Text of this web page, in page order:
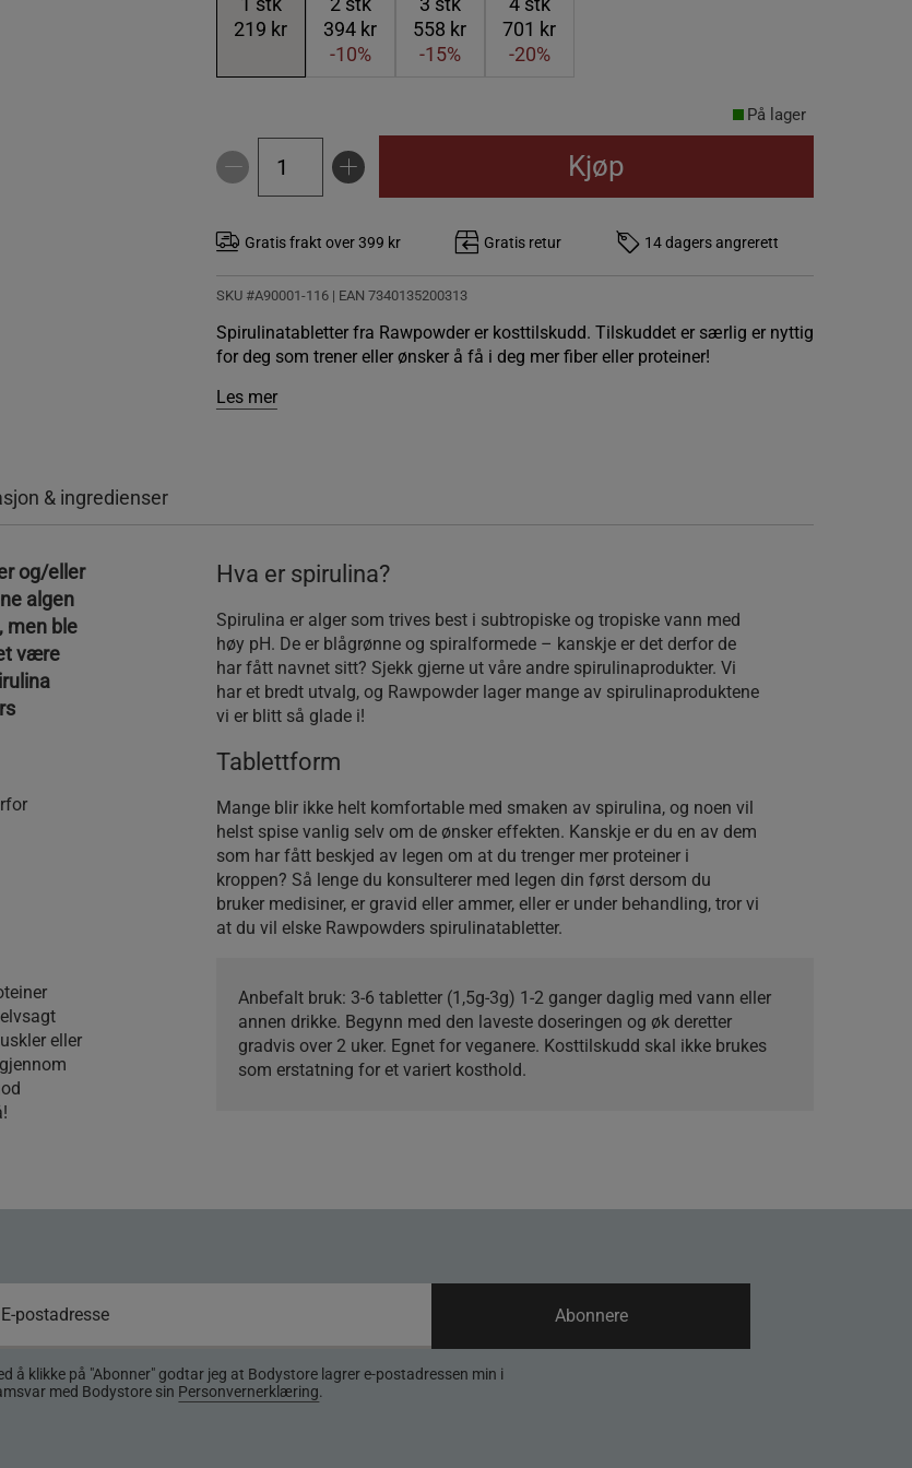
219 kr
394 kr
-10%
558 kr
-15%
701 kr
-20%
På lager
Kjøp
Gratis frakt over 399 kr Gratis retur 14 dagers angrerett
SKU #A90001-116 | EAN 7340135200313
Spirulinatabletter fra Rawpowder er kosttilskudd. Tilskuddet er særlig er nyttig
for deg som trener eller ønsker å få i deg mer fiber eller proteiner!
Les mer
& ingredienser
og/eller
algen
men ble
være
eller
Hva er spirulina?
Spirulina er alger som trives best i subtropiske og tropiske vann med
høy pH. De er blågrønne og spiralformede – kanskje er det derfor de
har fått navnet sitt? Sjekk gjerne ut våre andre spirulinaprodukter. Vi
har et bredt utvalg, og Rawpowder lager mange av spirulinaproduktene
vi er blitt så glade i!
Tablettform
Mange blir ikke helt komfortable med smaken av spirulina, og noen vil
helst spise vanlig selv om de ønsker effekten. Kanskje er du en av dem
som har fått beskjed av legen om at du trenger mer proteiner i
kroppen? Så lenge du konsulterer med legen din først dersom du
bruker medisiner, er gravid eller ammer, eller er under behandling, tror vi
at du vil elske Rawpowders spirulinatabletter.
Anbefalt bruk: 3-6 tabletter (1,5g-3g) 1-2 ganger daglig med vann eller
annen drikke. Begynn med den laveste doseringen og øk deretter
gradvis over 2 uker. Egnet for veganere. Kosttilskudd skal ikke brukes
som erstatning for et variert kosthold.
å klikke på "Abonner" godtar jeg at Bodystore lagrer e-postadressen min i
med Bodystore sin Personvernerklæring.
Abonnere